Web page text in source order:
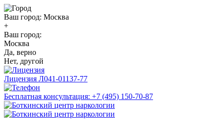
Ваш город: Москва
+
Ваш город:
Москва
Да, верно
Нет, другой
Лицензия Л041-01137-77
Бесплатная консультация: +7 (495) 150-70-87